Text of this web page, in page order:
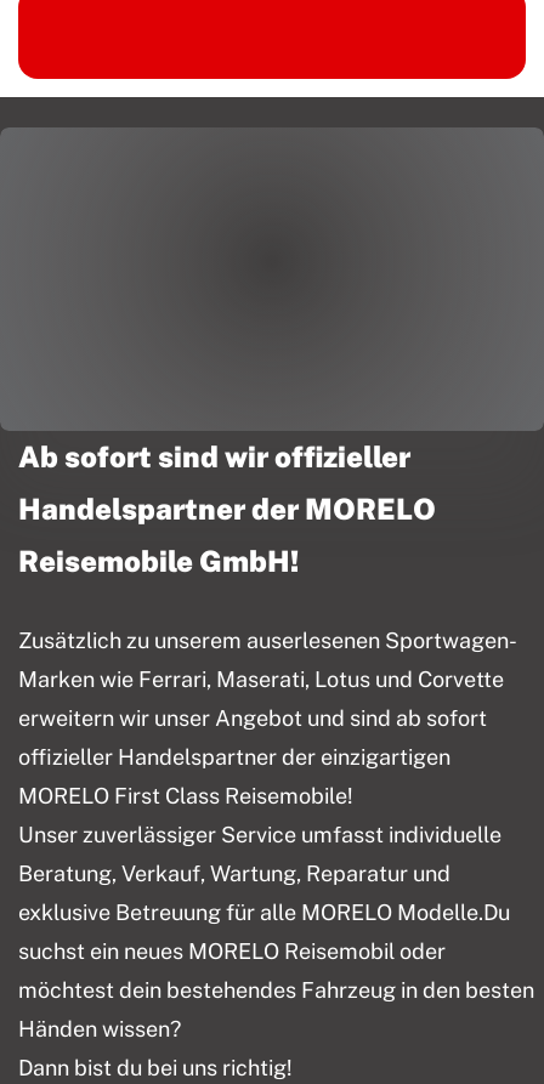
Ab sofort sind wir offizieller
Handelspartner der MORELO
Reisemobile GmbH!
Zusätzlich zu unserem auserlesenen Sportwagen-
Marken wie Ferrari, Maserati, Lotus und Corvette
erweitern wir unser Angebot und sind ab sofort
offizieller Handelspartner der einzigartigen
MORELO First Class Reisemobile!
Unser zuverlässiger Service umfasst individuelle
Beratung, Verkauf, Wartung, Reparatur und
exklusive Betreuung für alle MORELO Modelle.Du
suchst ein neues MORELO Reisemobil oder
möchtest dein bestehendes Fahrzeug in den besten
Händen wissen?
Dann bist du bei uns richtig!